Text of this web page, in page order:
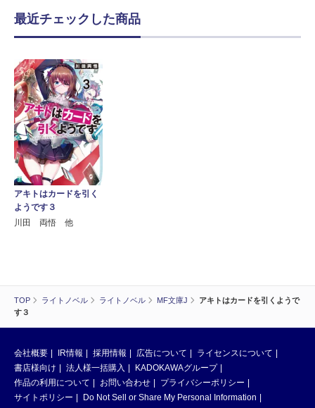
TOP ライトノベル ライトノベル MF文庫J
アキトはカードを引くようで
す３
最近チェックした商品
アキトはカードを引く
ようです３
川田 両悟 他
会社概要 IR情報 採用情報 広告について
ライセンスについて
書店様向け
法人様一括購入
KADOKAWAグループ
作品の利用について
お問い合わせ
プライバシーポリシー
サイトポリシー
Do Not Sell or Share My Personal Information